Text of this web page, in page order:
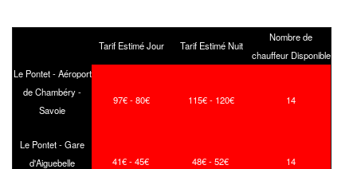
Tarif Estimé Jour Tarif Estimé Nuit
Nombre de
chauffeur Disponible
Le Pontet - Aéroport
de Chambéry -
Savoie
97€ - 80€ 115€ - 120€ 14
Le Pontet - Gare
d'Aiguebelle
41€ - 45€ 48€ - 52€ 14